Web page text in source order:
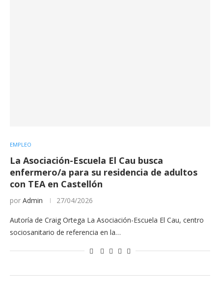
EMPLEO
La Asociación-Escuela El Cau busca
enfermero/a para su residencia de adultos
con TEA en Castellón
por Admin 27/04/2026
Autoría de Craig Ortega La Asociación-Escuela El Cau, centro
sociosanitario de referencia en la…